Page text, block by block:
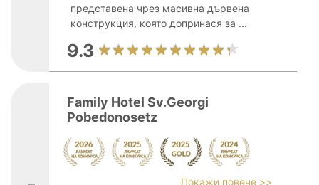
представена чрез масивна дървена
конструкция, която допринася за ...
9.3
Family Hotel Sv.Georgi
Pobedonosetz
Покажи повече >>